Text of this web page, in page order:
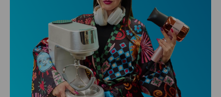
Niceboy ONE Ultra
Hlídá ti zdraví, spánek i pohyb a ještě k